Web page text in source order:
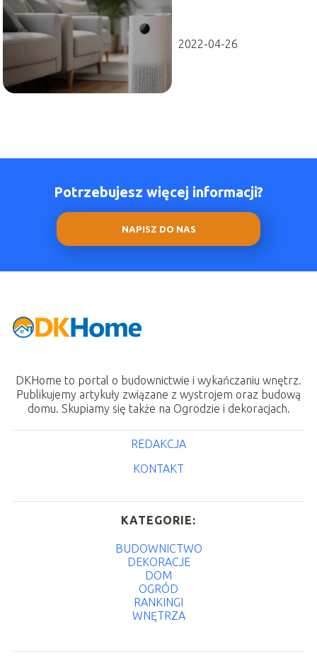
2022-04-26
Potrzebujesz więcej informacji?
NAPISZ DO NAS
DKHome to portal o budownictwie i wykańczaniu wnętrz.
Publikujemy artykuły związane z wystrojem oraz budową
domu. Skupiamy się także na Ogrodzie i dekoracjach.
REDAKCJA
KONTAKT
KATEGORIE:
BUDOWNICTWO
DEKORACJE
DOM
OGRÓD
RANKINGI
WNĘTRZA